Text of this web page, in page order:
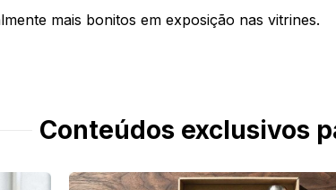
mais bonitos em exposição nas vitrines.
Conteúdos exclusivos